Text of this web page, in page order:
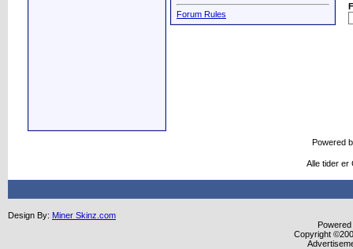
Forum Rules
Powered
Alle tider er
Design By: Miner Skinz.com
Copyright